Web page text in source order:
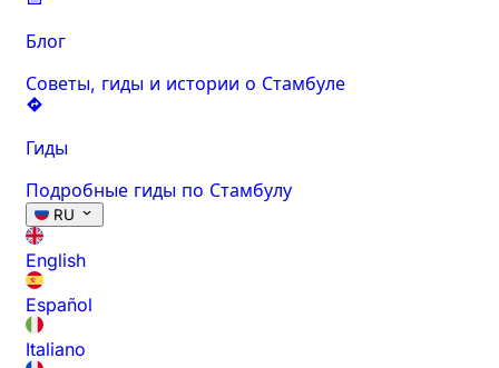
Блог
Советы, гиды и истории о Стамбуле
Гиды
Подробные гиды по Стамбулу
RU
English
Español
Italiano